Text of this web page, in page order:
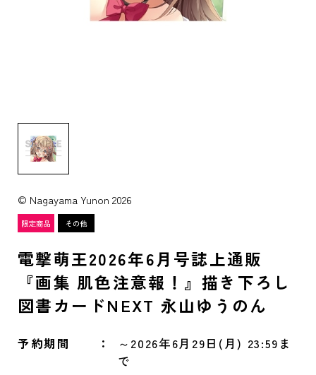
© Nagayama Yunon 2026
電撃萌王2026年6月号誌上通販
『画集 肌色注意報！』描き下ろし
図書カードNEXT 永山ゆうのん
予約期間
～2026年6月29日(月) 23:59ま
で